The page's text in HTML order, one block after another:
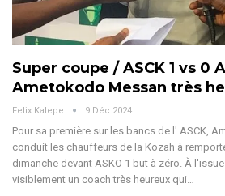
Super coupe / ASCK 1 vs 0
Ametokodo Messan très
Felix Kalepe 9 Déc 2024
Pour sa première sur les bancs de l' ASCK,
conduit les chauffeurs de la Kozah à
dimanche devant ASKO 1 but à zéro. À
visiblement un coach très heureux qui